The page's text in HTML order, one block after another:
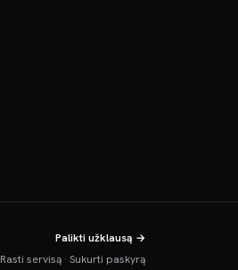
Palikti užklausą →
Rasti servisą· Sukurti paskyrą